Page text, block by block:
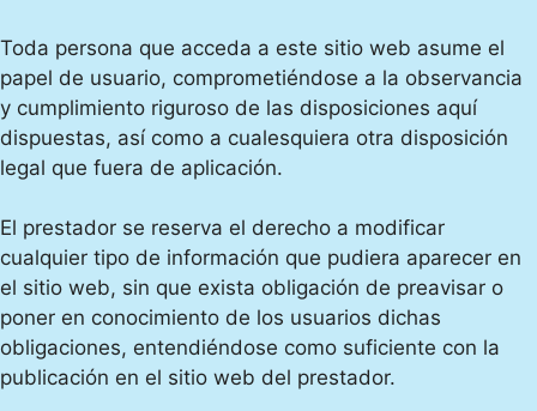
Toda persona que acceda a este sitio web asume el
papel de usuario, comprometiéndose a la observancia
y cumplimiento riguroso de las disposiciones aquí
dispuestas, así como a cualesquiera otra disposición
legal que fuera de aplicación.
El prestador se reserva el derecho a modificar
cualquier tipo de información que pudiera aparecer en
el sitio web, sin que exista obligación de preavisar o
poner en conocimiento de los usuarios dichas
obligaciones, entendiéndose como suficiente con la
publicación en el sitio web del prestador.